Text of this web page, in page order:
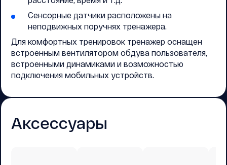
Сенсорные датчики расположены на
неподвижных поручнях тренажера.
Для комфортных тренировок тренажер оснащен
встроенным вентилятором обдува пользователя,
встроенными динамиками и возможностью
подключения мобильных устройств.
Аксессуары